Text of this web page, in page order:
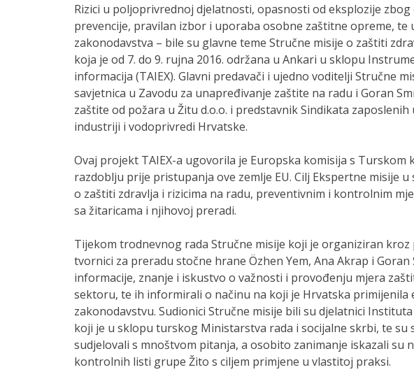
Rizici u poljoprivrednoj djelatnosti, opasnosti od eksplozije
prevencije, pravilan izbor i uporaba osobne zaštitne opreme,
zakonodavstva – bile su glavne teme Stručne misije o zaštiti
koja je od 7. do 9. rujna 2016. održana u Ankari u sklopu
informacija (TAIEX). Glavni predavači i ujedno voditelji Stručne
savjetnica u Zavodu za unapređivanje zaštite na radu i Goran
zaštite od požara u Žitu d.o.o. i predstavnik Sindikata
industriji i vodoprivredi Hrvatske.
Ovaj projekt TAIEX-a ugovorila je Europska komisija s
razdoblju prije pristupanja ove zemlje EU. Cilj Ekspertne misije
o zaštiti zdravlja i rizicima na radu, preventivnim i kontrolnim
sa žitaricama i njihovoj preradi.
Tijekom trodnevnog rada Stručne misije koji je organiziran
tvornici za preradu stočne hrane Özhen Yem, Ana Akrap i
informacije, znanje i iskustvo o važnosti i provođenju mjera
sektoru, te ih informirali o načinu na koji je Hrvatska primijenila
zakonodavstvu. Sudionici Stručne misije bili su djelatnici
koji je u sklopu turskog Ministarstva rada i socijalne skrbi, te su
sudjelovali s mnoštvom pitanja, a osobito zanimanje iskazali su
kontrolnih listi grupe Žito s ciljem primjene u vlastitoj praksi.